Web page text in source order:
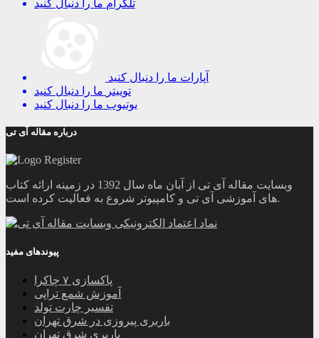
تلگرام ما را دنبال کنید
آپارات ما را دنبال کنید
توییتر ما را دنبال کنید
یوتیوب ما را دنبال کنید
درباره مقاله آی تی
وبسایت مقاله آی تی از آبان ماه سال 1392 در زمینه ارائه کتاب
های آموزشی آی تی و کامپیوتر شروع به فعالیت کرده است.
پیوندهای مفید
پاکسازی ۷ چاکرا
آموزش شمع تراپی
تفسیر چارت تولد
باربری پیروزی در شرق تهران
باربری شرق تهران